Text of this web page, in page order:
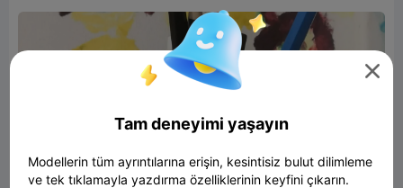

Tam deneyimi yaşayın
Modellerin tüm ayrıntılarına erişin, kesintisiz bulut dilimleme
ve tek tıklamayla yazdırma özelliklerinin keyfini çıkarın.